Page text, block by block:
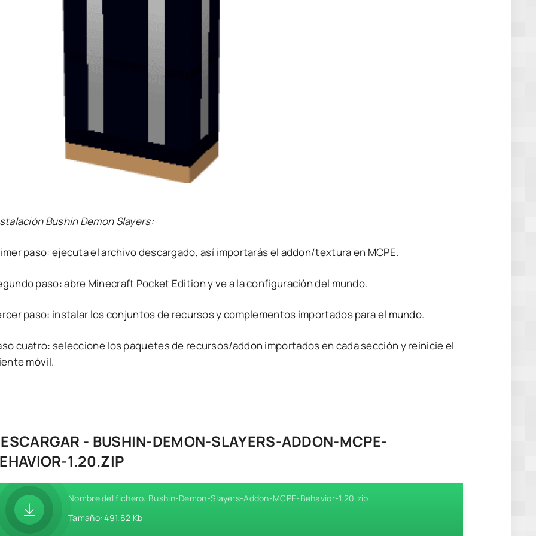
Bushin Demon Slayers:
paso: ejecuta el archivo descargado, así importarás el addon/textura en MCPE.
paso: abre Minecraft Pocket Edition y ve a la configuración del mundo.
paso: instalar los conjuntos de recursos y complementos importados para el mundo.
cuatro: seleccione los paquetes de recursos/addon importados en cada sección y reinicie el
móvil.
- BUSHIN-DEMON-SLAYERS-ADDON-MCPE-
1.20.ZIP
Nombre del fichero: Bushin-Demon-Slayers-Addon-MCPE-Behavior-1.20.zip
Tamaño: 491.62 Kb